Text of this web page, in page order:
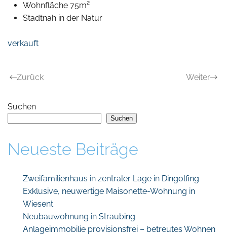
Wohnfläche 75m²
Stadtnah in der Natur
verkauft
Zurück Weiter
Suchen
Suchen
Neueste Beiträge
Zweifamilienhaus in zentraler Lage in Dingolfing
Exklusive, neuwertige Maisonette-Wohnung in
Wiesent
Neubauwohnung in Straubing
Anlageimmobilie provisionsfrei – betreutes Wohnen